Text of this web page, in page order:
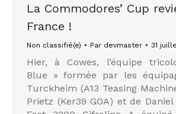
La Commodores’ Cup
France !
Non classifié(e) Par devmaster 31
Hier, à Cowes, l’équipe
Blue » formée par les
Turckheim (A13 Teasing
Prietz (Ker39 GOA) et de